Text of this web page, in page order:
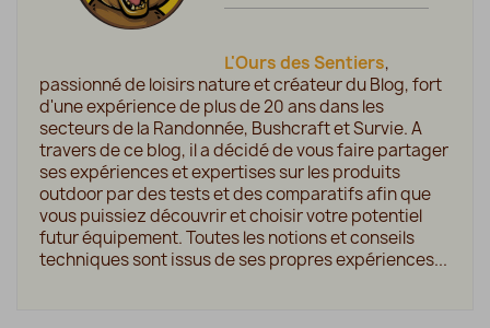
L'Ours des Sentiers,
passionné de loisirs nature et créateur du Blog, fort
d'une expérience de plus de 20 ans dans les
secteurs de la Randonnée, Bushcraft et Survie. A
travers de ce blog, il a décidé de vous faire partager
ses expériences et expertises sur les produits
outdoor par des tests et des comparatifs afin que
vous puissiez découvrir et choisir votre potentiel
futur équipement. Toutes les notions et conseils
techniques sont issus de ses propres expériences...